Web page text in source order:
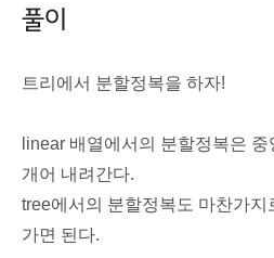
풀이
트리에서 분할정복을 하자!
linear 배열에서의 분할정복은
개어 내려간다.
tree에서의 분할정복도 마찬가지
가면 된다.